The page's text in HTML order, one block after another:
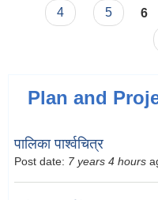
4
5 6
Plan and
पालिका पार्श्वचित्र
Post date: 7 years 4 hours